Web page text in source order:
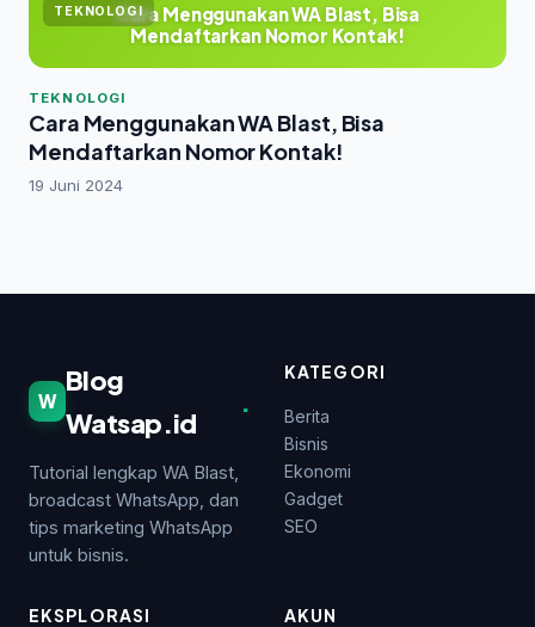
TEKNOLOGICara Menggunakan WA Blast, Bisa
Mendaftarkan Nomor Kontak!
TEKNOLOGI
Cara Menggunakan WA Blast, Bisa
Mendaftarkan Nomor Kontak!
19 Juni 2024
W
Blog
Watsap.id
.
Tutorial lengkap WA Blast,
broadcast WhatsApp, dan
tips marketing WhatsApp
untuk bisnis.
KATEGORI
Berita
Bisnis
Ekonomi
Gadget
SEO
EKSPLORASI AKUN